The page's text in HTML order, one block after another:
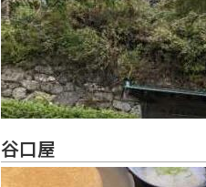
谷口屋